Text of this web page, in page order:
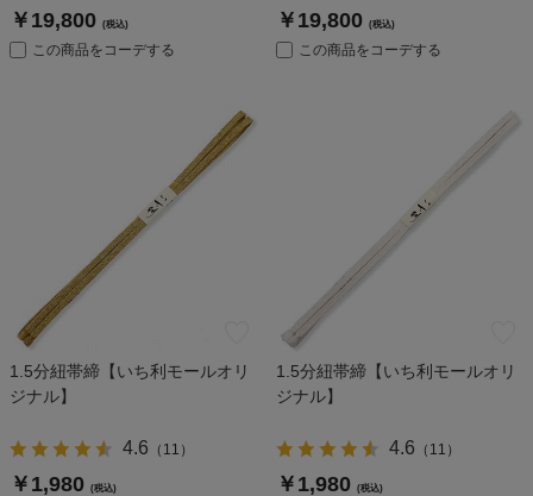
￥19,800 (税込)
この商品をコーデする
￥19,800 (税込)
この商品をコーデする
1.5分紐帯締【いち利モールオリ
ジナル】
4.6 （ 11 ）
￥1,980 (税込)
1.5分紐帯締【いち利モールオリ
ジナル】
4.6 （ 11 ）
￥1,980 (税込)